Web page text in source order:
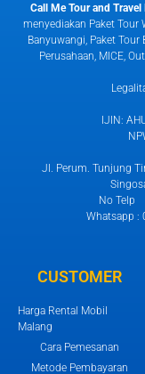
Call Me Tour and Travel
menyediakan Paket Tour
Banyuwangi, Paket Tour
Perusahaan, MICE,
IJIN:
Jl. Perum. Tunjung
No Telp
Whatsapp :
CUSTOMER
Harga Rental Mobil
Malang
Cara Pemesanan
Metode Pembayaran